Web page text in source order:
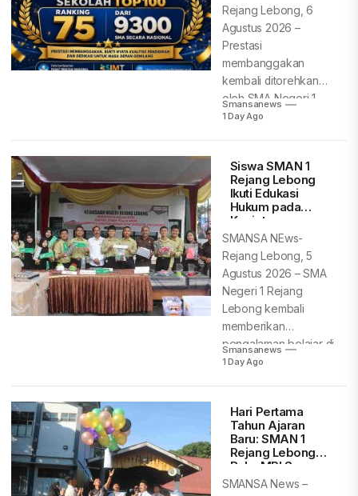
Indonesia
Rejang Lebong, 6
Agustus 2026 –
Prestasi
membanggakan
kembali ditorehkan
oleh SMA Negeri 1
Rejang Lebong.
Smansanews
1 Day Ago
Siswa SMAN 1
Rejang Lebong
Ikuti Edukasi
Hukum pada
Kegiatan
Pemusnahan
Barang Bukti
Kejari Rejang
Lebong
SMANSA NEws-
Rejang Lebong, 5
Agustus 2026 – SMA
Negeri 1 Rejang
Lebong kembali
memberikan
pengalaman belajar di
luar kelas...
Smansanews
1 Day Ago
Hari Pertama
Tahun Ajaran
Baru: SMAN 1
Rejang Lebong
Buka MPLS
Ramah, Aman,
SMANSA News –